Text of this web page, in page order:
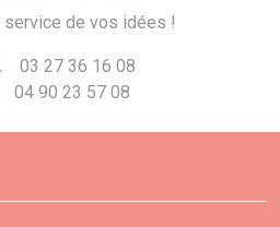
de vos idées !
03 27 36 16 08
04 90 23 57 08